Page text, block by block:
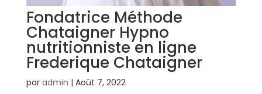
Fondatrice Méthode
Chataigner Hypno
nutritionniste en ligne
Frederique Chataigner
par admin | Août 7, 2022